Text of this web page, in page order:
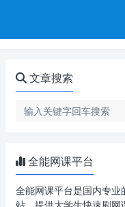
文章搜索
全能网课平台
全能网课平台是国内专
站，提供大学生快速刷